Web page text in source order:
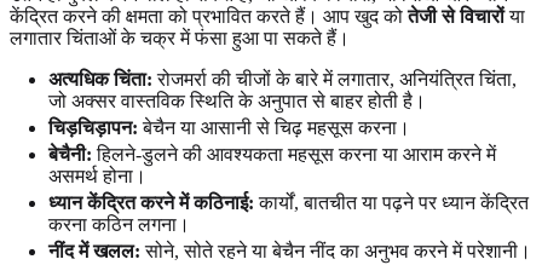
केंद्रित करने की क्षमता को प्रभावित करते हैं। आप खुद कोतेजी से विचारोंया
लगातार चिंताओं के चक्र में फंसा हुआ पा सकते हैं।
अत्यधिक चिंता: रोजमर्रा की चीजों के बारे में लगातार, अनियंत्रित चिंता,
जो अक्सर वास्तविक स्थिति के अनुपात से बाहर होती है।
चिड़चिड़ापन: बेचैन या आसानी से चिढ़ महसूस करना।
बेचैनी: हिलने-डुलने की आवश्यकता महसूस करना या आराम करने में
असमर्थ होना।
ध्यान केंद्रित करने में कठिनाई: कार्यों, बातचीत या पढ़ने पर ध्यान केंद्रित
करना कठिन लगना।
नींद में खलल: सोने, सोते रहने या बेचैन नींद का अनुभव करने में परेशानी।